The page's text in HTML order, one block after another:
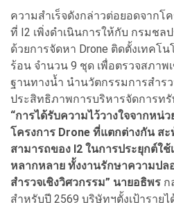
ความสำเร็จดังกล่าวต่อยอดจากโ
ที่ I2 เพิ่งดำเนินการให้กับ กรมชล
ด้วยการจัดหา Drone ติดตั้งเทคโ
ร้อน จำนวน 9 ชุด เพื่อตรวจสภาพ
ฐานทางน้ำ นำนวัตกรรมการสำรว
ประสิทธิภาพการบริหารจัดการท
“การได้รับความไว้วางใจจากหน่
โครงการ Drone ที่แตกต่างกัน ส
สามารถของ I2 ในการประยุกต์ใ
หลากหลาย ทั้งงานรักษาความป
สำรวจเชิงวิศวกรรม” นายอธิพร ก
สำหรับปี 2569 บริษัทฯตั้งเป้ารายไ